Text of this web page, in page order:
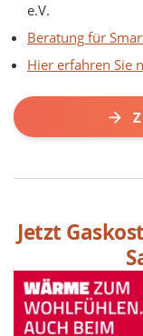
e.V.
Beratung für
Hier erfahren Sie
Jetzt